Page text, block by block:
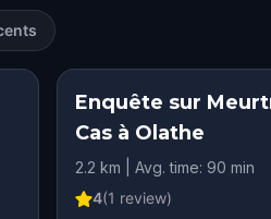
Enquête sur
Cas à Olathe
2.2 km | Avg. time: 90 min
4(1 review)